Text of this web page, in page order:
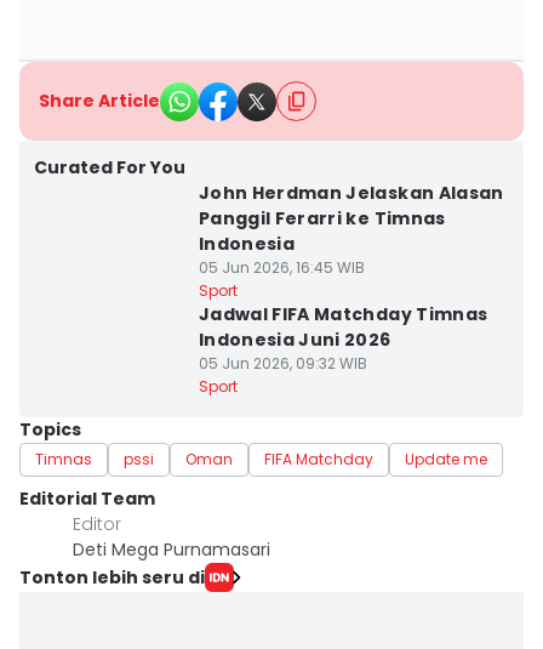
Share Article
Curated For You
John Herdman Jelaskan Alasan
Panggil Ferarri ke Timnas
Indonesia
05 Jun 2026, 16:45 WIB
Sport
Jadwal FIFA Matchday Timnas
Indonesia Juni 2026
05 Jun 2026, 09:32 WIB
Sport
Topics
Timnas pssi Oman FIFA Matchday Update me
Editorial Team
Editor
Deti Mega Purnamasari
Tonton lebih seru di